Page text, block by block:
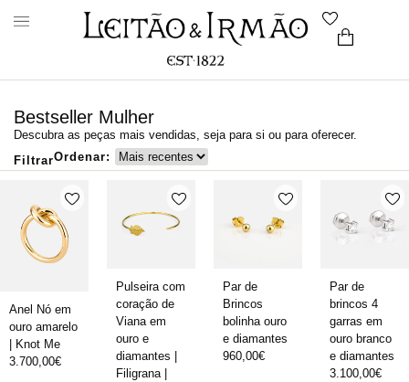
Bestseller Mulher
Descubra as peças mais vendidas, seja para si ou para oferecer.
FiltrarOrdenar:
Anel Nó em
ouro amarelo
| Knot Me
3.700,00€
Pulseira com
coração de
Viana em
ouro e
diamantes |
Filigrana |
Par de
Brincos
bolinha ouro
e diamantes
960,00€
Par de
brincos 4
garras em
ouro branco
e diamantes
3.100,00€